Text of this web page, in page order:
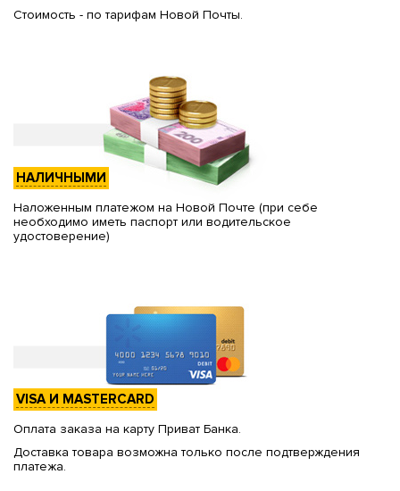
Стоимость - по тарифам Новой Почты.
НАЛИЧНЫМИ
Наложенным платежом на Новой Почте (при себе
необходимо иметь паспорт или водительское
удостоверение)
VISA И MASTERCARD
Оплата заказа на карту Приват Банка.
Доставка товара возможна только после подтверждения
платежа.